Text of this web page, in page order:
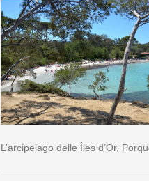
L’arcipelago delle Îles d’Or,